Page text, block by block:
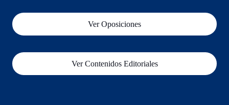
Ver Oposiciones
Ver Contenidos Editoriales